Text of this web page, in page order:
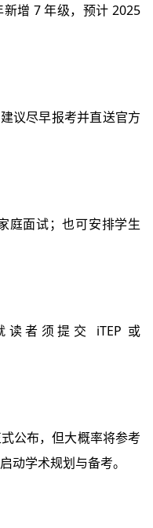
增 7 年级，预计 2025
议尽早报考并直送官方
庭面试；也可安排学生
者须提交 iTEP 或
公布，但大概率将参考
动学术规划与备考。